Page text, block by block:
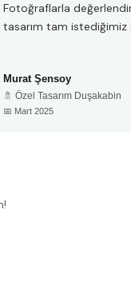
Fotoğraflarla
tasarım tam istediğimiz
Murat Şensoy
🚿 Özel Tasarım Duşakabin
📅 Mart 2025